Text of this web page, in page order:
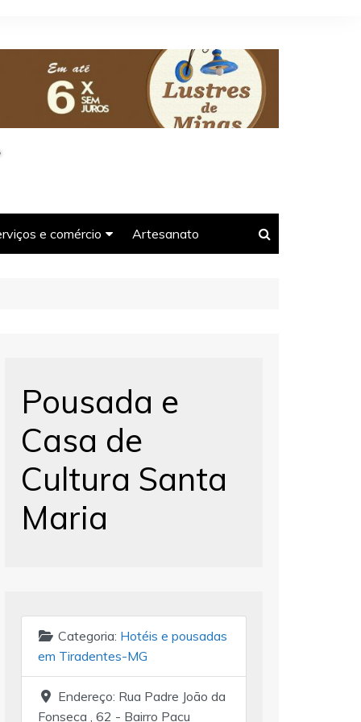
e comércio
de beleza em
MG
de combustíveis
mecânicas em
Artesanato
Pousada e
Casa de
Cultura Santa
Maria
Categoria: Hotéis e pousadas
em Tiradentes-MG
Endereço: Rua Padre João da
Fonseca , 62 - Bairro Pacu